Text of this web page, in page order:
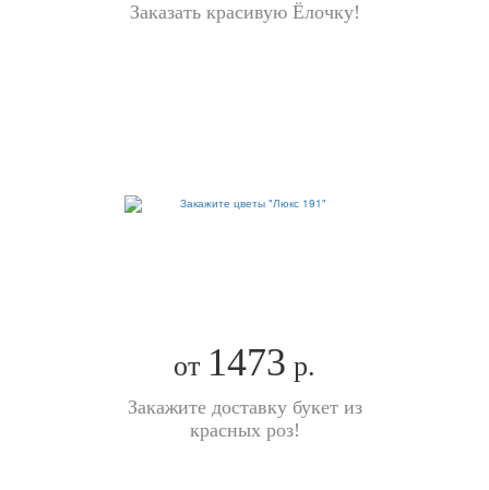
Заказать красивую Ёлочку!
от 1473 р.
Закажите доставку букет из
красных роз!